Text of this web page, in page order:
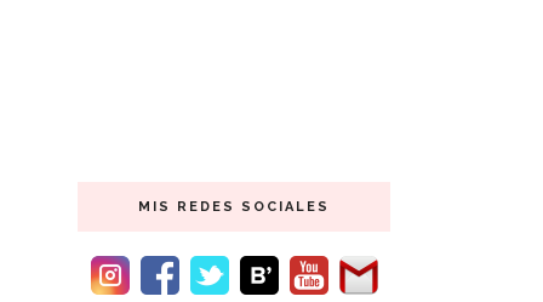
MIS REDES SOCIALES